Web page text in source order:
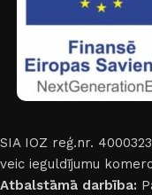
SIA IOZ reģ.nr.
veic ieguldījumu
Atbalstāmā darbība: